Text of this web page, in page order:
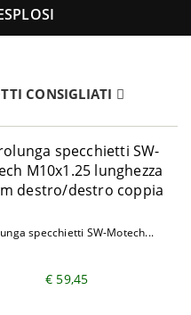
CONSIGLIATI
specchietti SW-Motech...
€ 59,45